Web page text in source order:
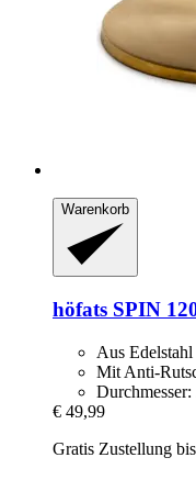
Warenkorb
höfats SPIN
Aus Edelstahl
Mit Anti-
€ 49,99
Gratis Zustellung